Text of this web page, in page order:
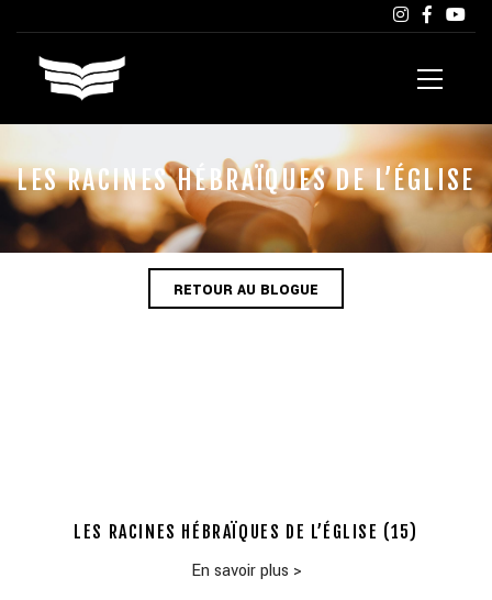
LES RACINES HÉBRAÏQUES DE L’ÉGLISE
RETOUR AU BLOGUE
LES RACINES HÉBRAÏQUES DE L’ÉGLISE (15)
En savoir plus >